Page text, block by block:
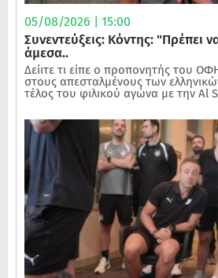
05/08/2026 | 15:00
Συνεντεύξεις: Κόντης: "Πρέπει
άμεσα..
Δείιτε τι είπε ο προπονητής του
στους απεσταλμένους των
τέλος του φιλικού αγώνα με την Al